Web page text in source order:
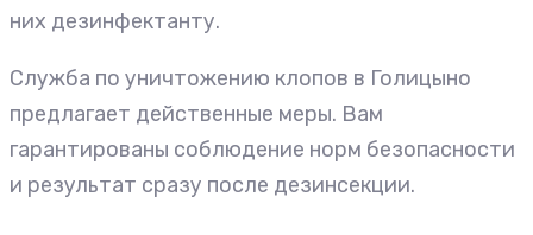
них дезинфектанту.
Служба по уничтожению клопов в Голицыно
предлагает действенные меры. Вам
гарантированы соблюдение норм безопасности
и результат сразу после дезинсекции.